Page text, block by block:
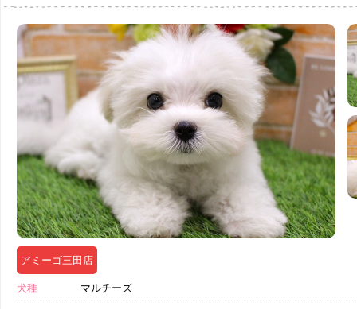
<
アミーゴ三田店
犬種 マルチーズ